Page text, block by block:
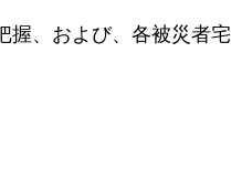
握、および、各被災者宅